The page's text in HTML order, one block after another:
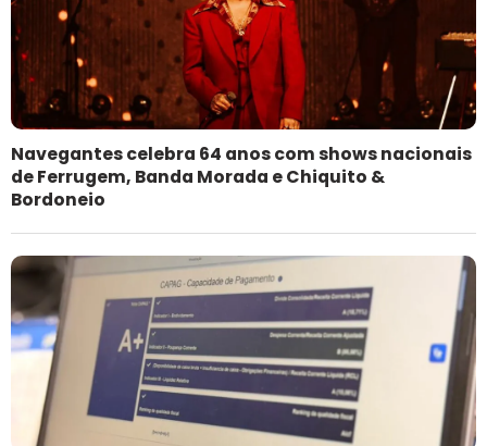
Navegantes celebra 64 anos com shows nacionais
de Ferrugem, Banda Morada e Chiquito &
Bordoneio